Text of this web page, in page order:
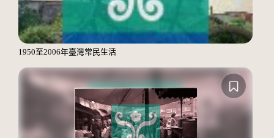
1950至2006年臺灣常民生活